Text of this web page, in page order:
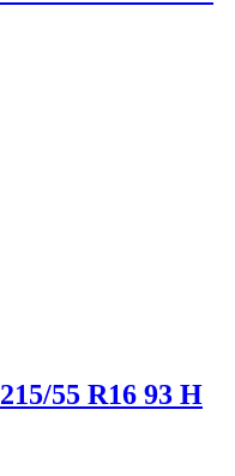
215/55 R16 93 H